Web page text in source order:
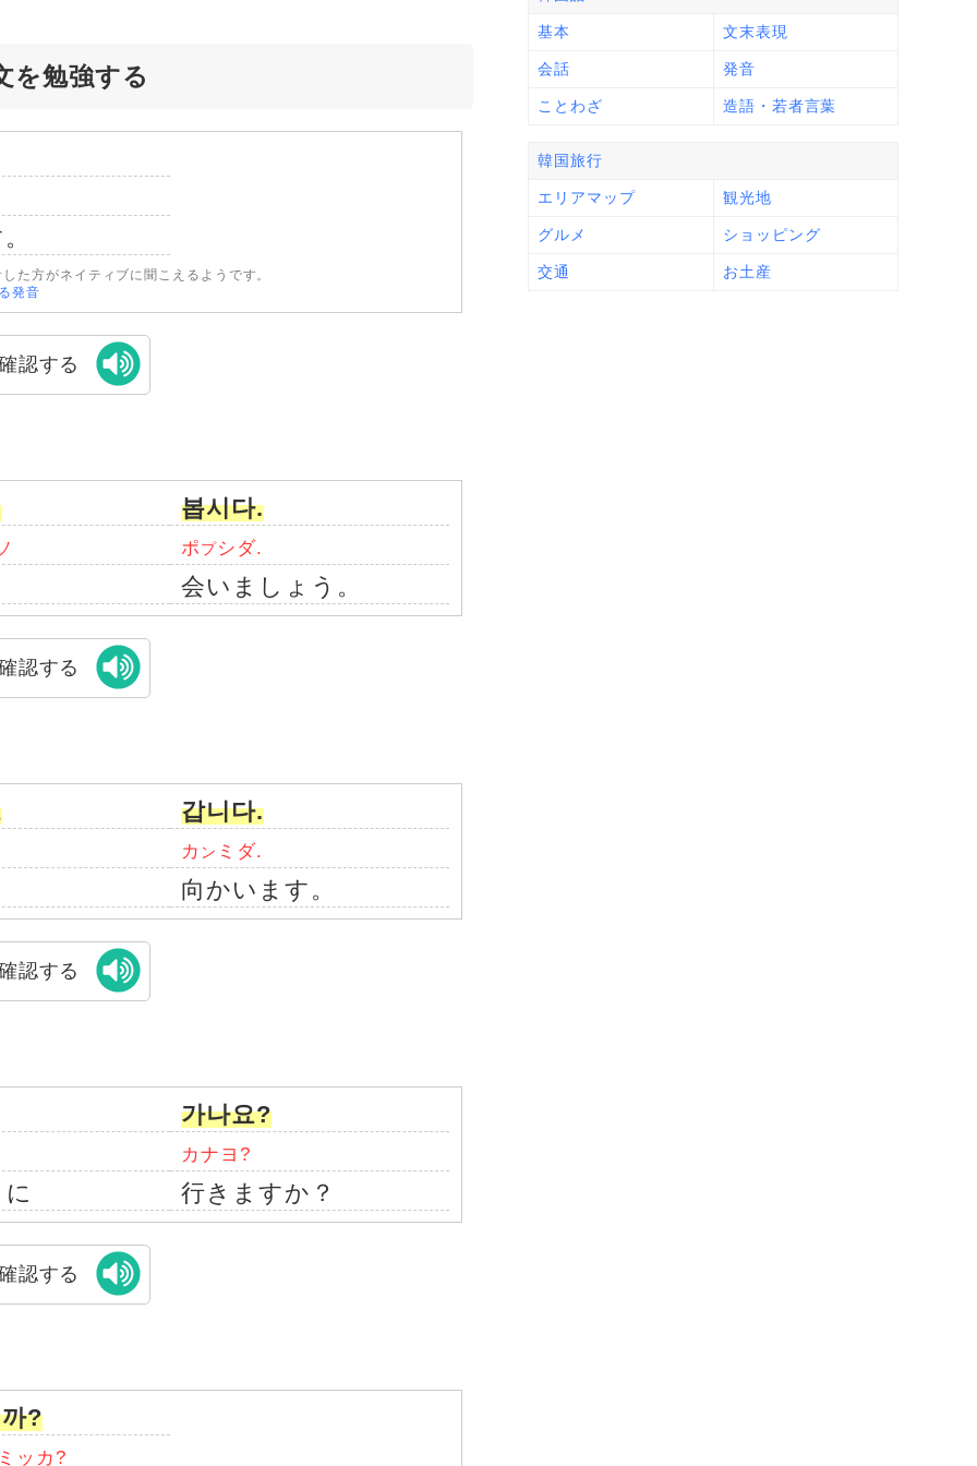
を勉強する
た方がネイティブに聞こえるようです。
発音
認する
봅시다.
ポプシダ.
会いましょう。
認する
갑니다.
カ ン ミダ.
向かいます。
認する
가나요?
カナヨ?
行きますか？
認する
?
ッカ?
基本 文末表現
会話 発音
ことわざ 造語・若者言葉
韓国旅行
エリアマップ 観光地
グルメ ショッピング
交通 お土産